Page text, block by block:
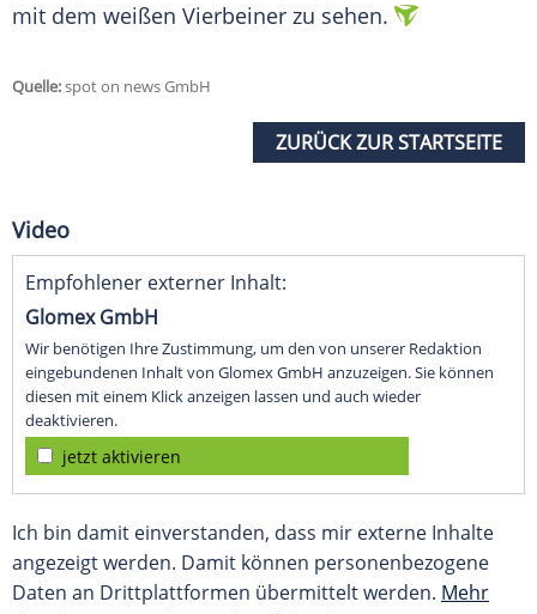
mit dem weißen Vierbeiner zu sehen.
Quelle:spot on news GmbH
ZURÜCK ZUR STARTSEITE
Video
Empfohlener externer Inhalt:
Glomex GmbH
Wir benötigen Ihre Zustimmung, um den von unserer Redaktion
eingebundenen Inhalt von Glomex GmbH anzuzeigen. Sie können
diesen mit einem Klick anzeigen lassen und auch wieder
deaktivieren.
jetzt aktivieren
Ich bin damit einverstanden, dass mir externe Inhalte
angezeigt werden. Damit können personenbezogene
Daten an Drittplattformen übermittelt werden. Mehr